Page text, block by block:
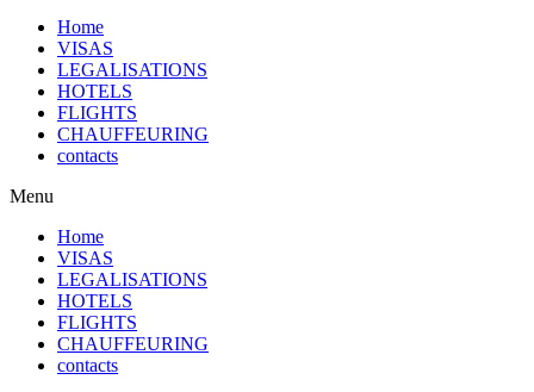
Home
VISAS
LEGALISATIONS
HOTELS
FLIGHTS
CHAUFFEURING
contacts
Menu
Home
VISAS
LEGALISATIONS
HOTELS
FLIGHTS
CHAUFFEURING
contacts